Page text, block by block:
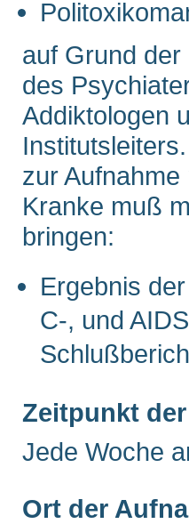
auf Grund
des
Addiktologen
zur Aufnahme
Kranke muß
bringen:
Ergebnis
C-, und
Zeitpunkt
Jede Woche
Ort der